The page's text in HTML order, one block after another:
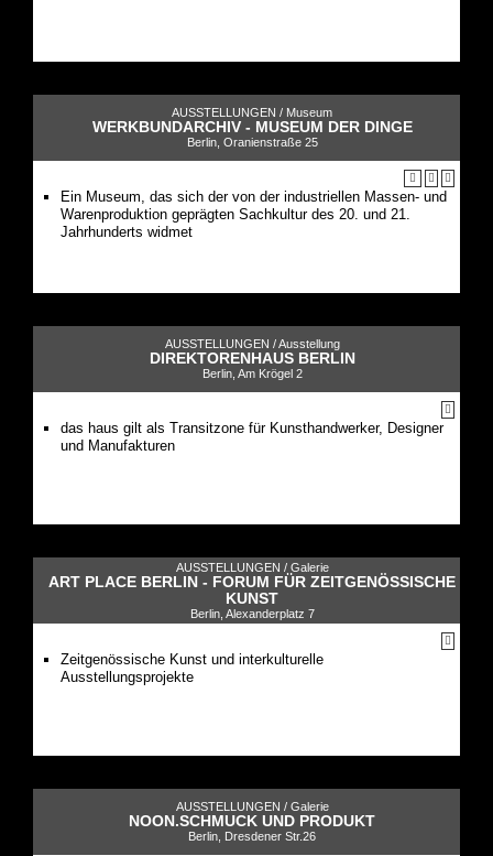
AUSSTELLUNGEN / Museum
WERKBUNDARCHIV - MUSEUM DER DINGE
Berlin, Oranienstraße 25
Ein Museum, das sich der von der industriellen Massen- und
Warenproduktion geprägten Sachkultur des 20. und 21.
Jahrhunderts widmet
AUSSTELLUNGEN /Ausstellung
DIREKTORENHAUS BERLIN
Berlin, Am Krögel 2
das haus gilt als Transitzone für Kunsthandwerker, Designer
und Manufakturen
AUSSTELLUNGEN / Galerie
ART PLACE BERLIN - FORUM FÜR ZEITGENÖSSISCHE
KUNST
Berlin, Alexanderplatz 7
Zeitgenössische Kunst und interkulturelle
Ausstellungsprojekte
AUSSTELLUNGEN / Galerie
NOON.SCHMUCK UND PRODUKT
Berlin, Dresdener Str.26